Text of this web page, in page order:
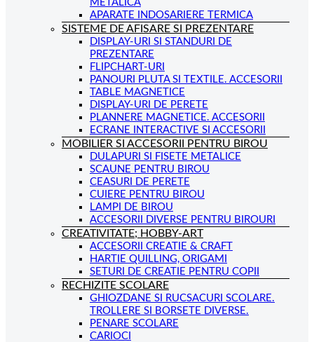
METALICA
APARATE INDOSARIERE TERMICA
SISTEME DE AFISARE SI PREZENTARE
DISPLAY-URI SI STANDURI DE
PREZENTARE
FLIPCHART-URI
PANOURI PLUTA SI TEXTILE. ACCESORII
TABLE MAGNETICE
DISPLAY-URI DE PERETE
PLANNERE MAGNETICE. ACCESORII
ECRANE INTERACTIVE SI ACCESORII
MOBILIER SI ACCESORII PENTRU BIROU
DULAPURI SI FISETE METALICE
SCAUNE PENTRU BIROU
CEASURI DE PERETE
CUIERE PENTRU BIROU
LAMPI DE BIROU
ACCESORII DIVERSE PENTRU BIROURI
CREATIVITATE; HOBBY-ART
ACCESORII CREATIE & CRAFT
HARTIE QUILLING, ORIGAMI
SETURI DE CREATIE PENTRU COPII
RECHIZITE SCOLARE
GHIOZDANE SI RUCSACURI SCOLARE.
TROLLERE SI BORSETE DIVERSE.
PENARE SCOLARE
CARIOCI